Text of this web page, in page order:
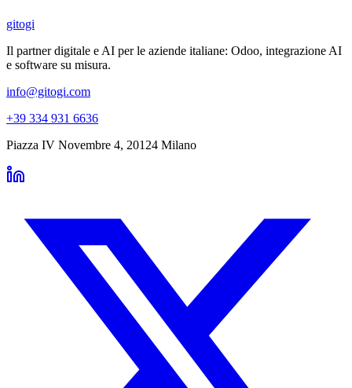
gitogi
Il partner digitale e AI per le aziende italiane: Odoo, integrazione AI
e software su misura.
info@gitogi.com
+39 334 931 6636
Piazza IV Novembre 4, 20124 Milano